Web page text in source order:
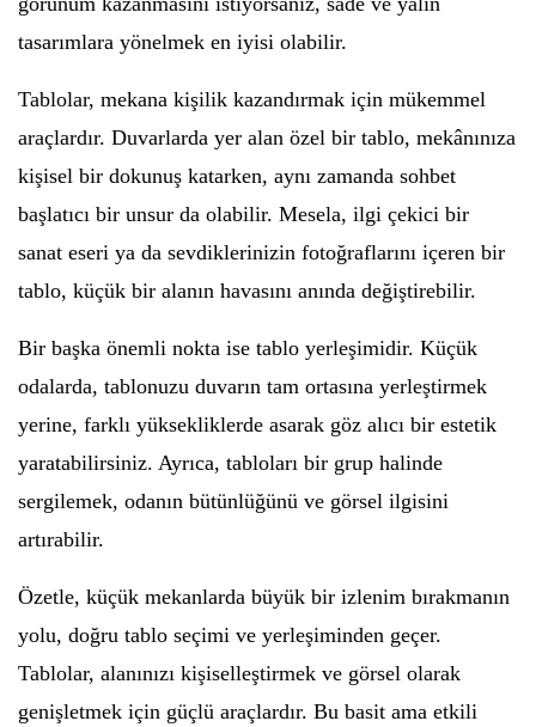
tasarımlara yönelmek en iyisi olabilir.
Tablolar, mekana kişilik kazandırmak için mükemmel
araçlardır. Duvarlarda yer alan özel bir tablo, mekânınıza
kişisel bir dokunuş katarken, aynı zamanda sohbet
başlatıcı bir unsur da olabilir. Mesela, ilgi çekici bir
sanat eseri ya da sevdiklerinizin fotoğraflarını içeren bir
tablo, küçük bir alanın havasını anında değiştirebilir.
Bir başka önemli nokta ise tablo yerleşimidir. Küçük
odalarda, tablonuzu duvarın tam ortasına yerleştirmek
yerine, farklı yüksekliklerde asarak göz alıcı bir estetik
yaratabilirsiniz. Ayrıca, tabloları bir grup halinde
sergilemek, odanın bütünlüğünü ve görsel ilgisini
artırabilir.
Özetle, küçük mekanlarda büyük bir izlenim bırakmanın
yolu, doğru tablo seçimi ve yerleşiminden geçer.
Tablolar, alanınızı kişiselleştirmek ve görsel olarak
genişletmek için güçlü araçlardır. Bu basit ama etkili